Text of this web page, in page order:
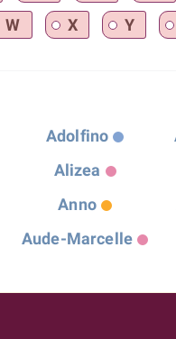
W X Y
Adolfino
Alizea
Anno
Aude-Marcelle